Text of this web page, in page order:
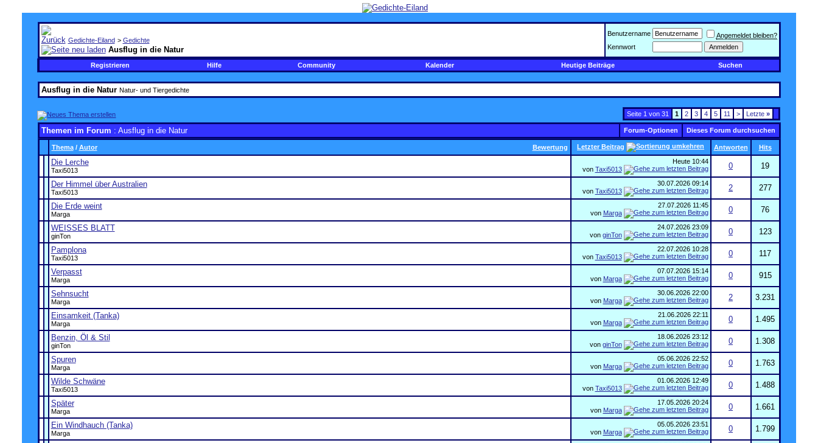
Gedichte-Eiland > Gedichte
Ausflug in die Natur
Benutzername
Angemeldet bleiben?
Kennwort
Registrieren Hilfe Community Kalender Heutige Beiträge Suchen
Ausflug in die Natur Natur- und Tiergedichte
Seite 1 von 31 1 2 3 4 5 11 > Letzte»
Themen im Forum : Ausflug in die Natur Forum-Optionen Dieses Forum durchsuchen
Bewertung
Thema/ Autor Letzter Beitrag Antworten Hits
Die Lerche
Taxi5013
Heute 10:44
von Taxi5013 0
19
Der Himmel über Australien
Taxi5013
30.07.2026 09:14
von Taxi5013 2
277
Die Erde weint
Marga
27.07.2026 11:45
von Marga 0
76
WEISSES BLATT
ginTon
24.07.2026 23:09
von ginTon 0
123
Pamplona
Taxi5013
22.07.2026 10:28
von Taxi5013 0
117
Verpasst
Marga
07.07.2026 15:14
von Marga 0
915
Sehnsucht
Marga
30.06.2026 22:00
von Marga 2
3.231
Einsamkeit (Tanka)
Marga
21.06.2026 22:11
von Marga 0
1.495
Benzin, Öl & Stil
ginTon
18.06.2026 23:12
von ginTon 0
1.308
Spuren
Marga
05.06.2026 22:52
von Marga 0
1.763
Wilde Schwäne
Taxi5013
01.06.2026 12:49
von Taxi5013 0
1.488
Später
Marga
17.05.2026 20:24
von Marga 0
1.661
Ein Windhauch (Tanka)
Marga
05.05.2026 23:51
von Marga 0
1.799